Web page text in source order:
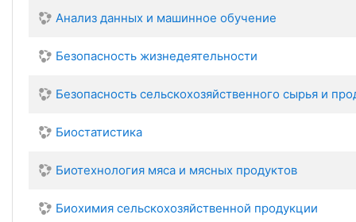
Анализ данных и машинное обучение
Безопасность жизнедеятельности
Безопасность сельскохозяйственного сырья и
Биостатистика
Биотехнология мяса и мясных продуктов
Биохимия сельскохозяйственной продукции